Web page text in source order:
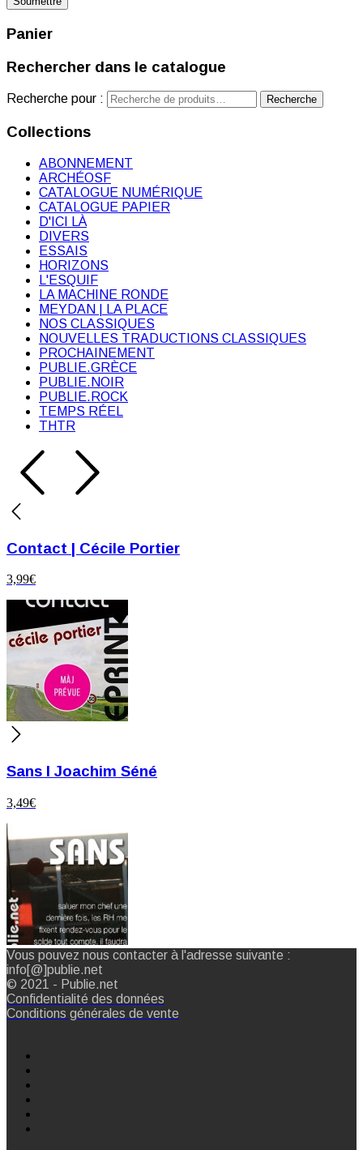
Panier
Rechercher dans le catalogue
Recherche pour : Recherche
Collections
ABONNEMENT
ARCHÉOSF
CATALOGUE NUMÉRIQUE
CATALOGUE PAPIER
D'ICI LÀ
DIVERS
ESSAIS
HORIZONS
L'ESQUIF
LA MACHINE RONDE
MEYDAN | LA PLACE
NOS CLASSIQUES
NOUVELLES TRADUCTIONS CLASSIQUES
PROCHAINEMENT
PUBLIE.GRÈCE
PUBLIE.NOIR
PUBLIE.ROCK
TEMPS RÉEL
THTR
Contact | Cécile Portier
3,99€
Sans I Joachim Séné
3,49€
Vous pouvez nous contacter à l'adresse suivante :
info[@]publie.net
© 2021 - Publie.net
Confidentialité des données
Conditions générales de vente